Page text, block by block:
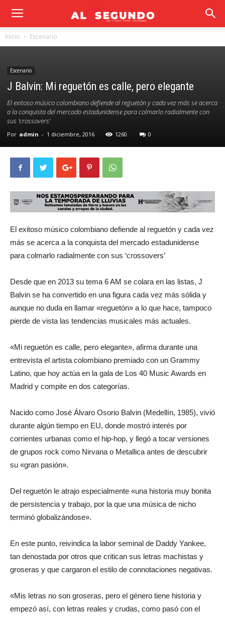
Inicio Escenario
Escenario
J Balvin: Mi reguetón es calle, pero elegante
El exitoso músico colombiano defiende al reguetón y cada vez más se acerca
a la conquista del mercado estadunidense para colmarlo radialmente con
sus 'crossovers'
Por admin - 1 diciembre, 2016 1260 0
El exitoso músico colombiano defiende al reguetón y cada vez
más se acerca a la conquista del mercado estadunidense
para colmarlo radialmente con sus ‘crossovers’
Desde que en 2013 su tema 6 AM se colara en las listas, J
Balvin se ha convertido en una figura cada vez más sólida y
aunque no duda en llamar «reguetón» a lo que hace, tampoco
pierde de vista las tendencias musicales más actuales.
«Mi reguetón es calle, pero elegante», afirma durante una
entrevista el artista colombiano premiado con un Grammy
Latino, que hoy actúa en la gala de Los 40 Music Awards en
Madrid y compite en dos categorías.
Nacido como José Álvaro Osorio Balvin (Medellín, 1985), vivió
durante algún tiempo en EU, donde mostró interés por
corrientes urbanas como el hip-hop, y llegó a tocar versiones
de grupos rock como Nirvana o Metallica antes de descubrir
su «gran pasión».
Del reguetón le atrajo especialmente «una historia muy bonita
de persistencia y trabajo, por la que una música de nicho
terminó globalizándose».
En este punto, reivindica la labor seminal de Daddy Yankee,
tan denostada por otros que critican sus letras machistas y
groseras y que cargaron el estilo de connotaciones negativas.
«Mis letras no son groseras, pero el género tiene historia y
empezó así, con letras reales y crudas, como pasó con el